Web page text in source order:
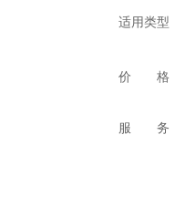
适用类型
价 格
服 务